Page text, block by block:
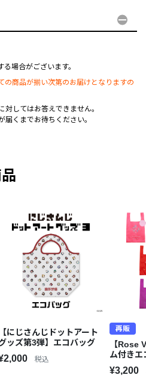
場合がございます。
の商品が揃い次第のお届けとなりますの
してはお答えできません。
届くまでお待ちください。
【にじさんじドットアート
ッズ第3弾】エコバッグ
税込
再販
【Rose
ム付きエ
¥3,200